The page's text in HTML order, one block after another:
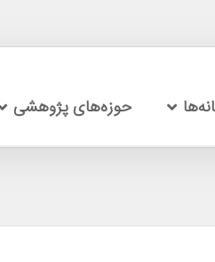
حوزه‌های پژوهشی